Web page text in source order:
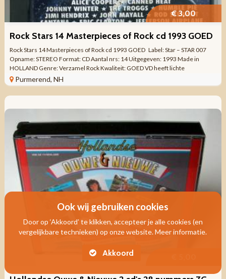
€ 3,00
Rock Stars 14 Masterpieces of Rock cd 1993 GOED
Rock Stars 14 Masterpieces of Rock cd 1993 GOED Label: Star – STAR 007
Opname: STEREO Format: CD Aantal nrs: 14 Uitgegeven: 1993 Made in
HOLLAND Genre: Verzamel Rock Kwaliteit: GOED VD heeft lichte
gebruikssporen die ...
Purmerend, NH
Ook wij gebruiken cookies
Door op ‘Akkoord’ te klikken, accepteer je alle cookies (en
vergelijkbare technieken) op onze website. Meer informatie.
Akkoord